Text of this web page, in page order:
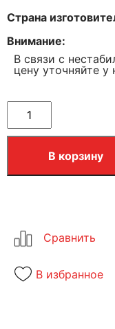
Страна
Внимание
В связи с
цену уточняйте
В корзину
В избранное